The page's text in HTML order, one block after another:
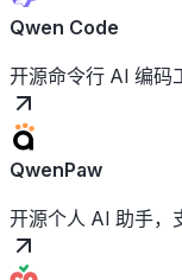
Qwen Code
开源命令行 AI 编码
QwenPaw
开源个人 AI 助手，